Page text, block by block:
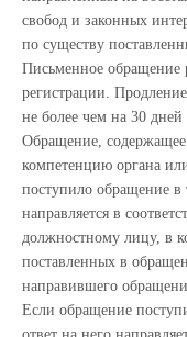
свобод и законных
по существу
Письменное обращение
регистрации.
не более чем на 30
Обращение,
компетенцию органа
поступило обращение в
направляется в
должностному лицу, в
поставленных в
направившего
Если обращение